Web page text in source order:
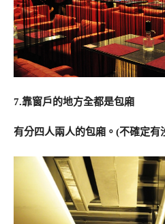
7.靠窗戶的地方全都是包廂
有分四人兩人的包廂。(不確定有